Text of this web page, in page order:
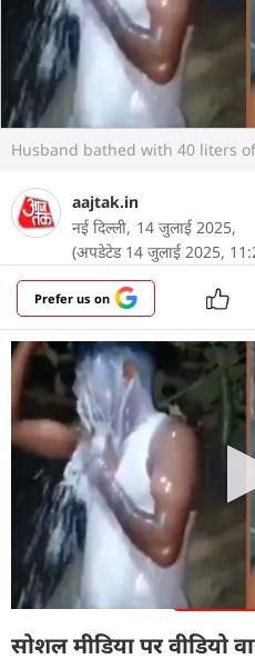
Husband bathed with 40 liters
aajtak.in
नई दिल्ली, 14 जुलाई 2025,
(अपडेटेड 14 जुलाई 2025,
Prefer us on
असम में एक आदमी ने अपनी
का जश्न पार्टी करके नहीं,
दरअसल, वह अपनी पत्नी से
तलाक मिला तो वे काफी खुश
व्यक्ति अपनी पत्नी से
था, क्योंकि उसकी पत्नी पहले
और पढ़ें
सोशल मीडिया पर वीडियो